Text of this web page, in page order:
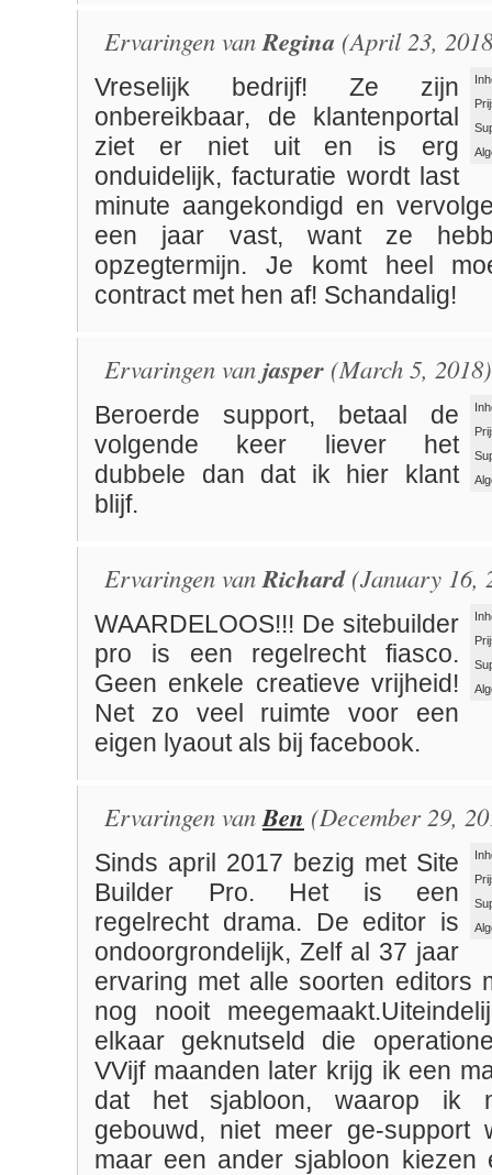
Ervaringen vanRegina (April 23,
Vreselijk bedrijf! Ze zijn
onbereikbaar, de klantenportal
ziet er niet uit en is erg
onduidelijk, facturatie wordt last
minute aangekondigd en
een jaar vast, want ze
opzegtermijn. Je komt heel
contract met hen af! Schandalig!
Ervaringen van jasper (March 5,
Beroerde support, betaal de
volgende keer liever het
dubbele dan dat ik hier klant
blijf.
Ervaringen vanRichard(January 16,
WAARDELOOS!!! De sitebuilder
pro is een regelrecht fiasco.
Geen enkele creatieve vrijheid!
Net zo veel ruimte voor een
eigen lyaout als bij facebook.
Ervaringen vanBen (December 29,
Sinds april 2017 bezig met Site
Builder Pro. Het is een
regelrecht drama. De editor is
ondoorgrondelijk, Zelf al 37 jaar
ervaring met alle soorten editors
nog nooit
elkaar geknutseld die
VVijf maanden later krijg ik een
dat het sjabloon, waarop ik
gebouwd, niet meer ge-support
maar een ander sjabloon kiezen